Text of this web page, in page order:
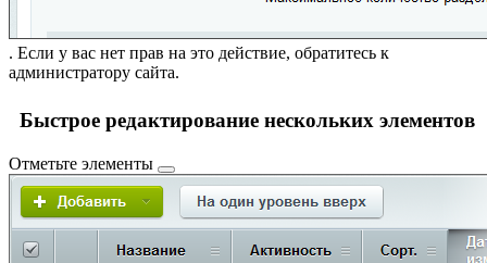
. Если у вас нет прав на это действие, обратитесь к
администратору сайта.
Быстрое редактирование нескольких элементов
Отметьте элементы